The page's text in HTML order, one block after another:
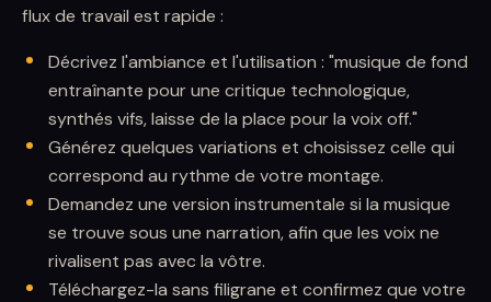
flux de travail est rapide :
Décrivez l'ambiance et l'utilisation : "musique de fond
entraînante pour une critique technologique,
synthés vifs, laisse de la place pour la voix off."
Générez quelques variations et choisissez celle qui
correspond au rythme de votre montage.
Demandez une version instrumentale si la musique
se trouve sous une narration, afin que les voix ne
rivalisent pas avec la vôtre.
Téléchargez-la sans filigrane et confirmez que votre